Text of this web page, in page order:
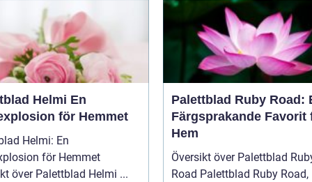
Helmi En
för Hemmet
Helmi: En
för Hemmet
Översikt över Palettblad Helmi ...
Palettblad Ruby Road:
Färgsprakande Favorit
Hem
Översikt över Palettblad
Road Palettblad Ruby Road, med